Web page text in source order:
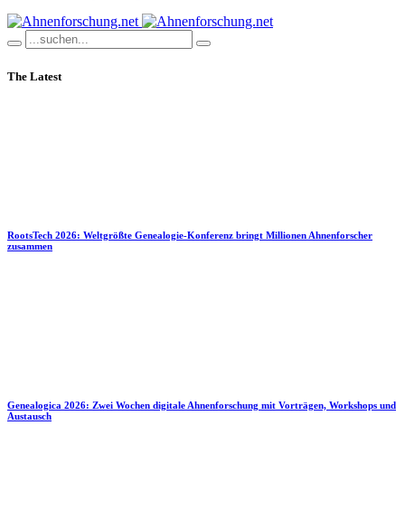
The Latest
RootsTech 2026: Weltgrößte Genealogie-Konferenz bringt Millionen Ahnenforscher
zusammen
Genealogica 2026: Zwei Wochen digitale Ahnenforschung mit Vorträgen, Workshops und
Austausch